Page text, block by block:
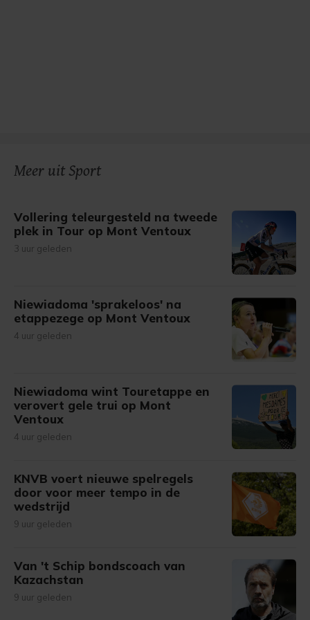
Meer uit Sport
Vollering teleurgesteld na tweede
plek in Tour op Mont Ventoux
3 uur geleden
Niewiadoma 'sprakeloos' na
etappezege op Mont Ventoux
4 uur geleden
Niewiadoma wint Touretappe en
verovert gele trui op Mont
Ventoux
4 uur geleden
KNVB voert nieuwe spelregels
door voor meer tempo in de
wedstrijd
9 uur geleden
Van 't Schip bondscoach van
Kazachstan
9 uur geleden